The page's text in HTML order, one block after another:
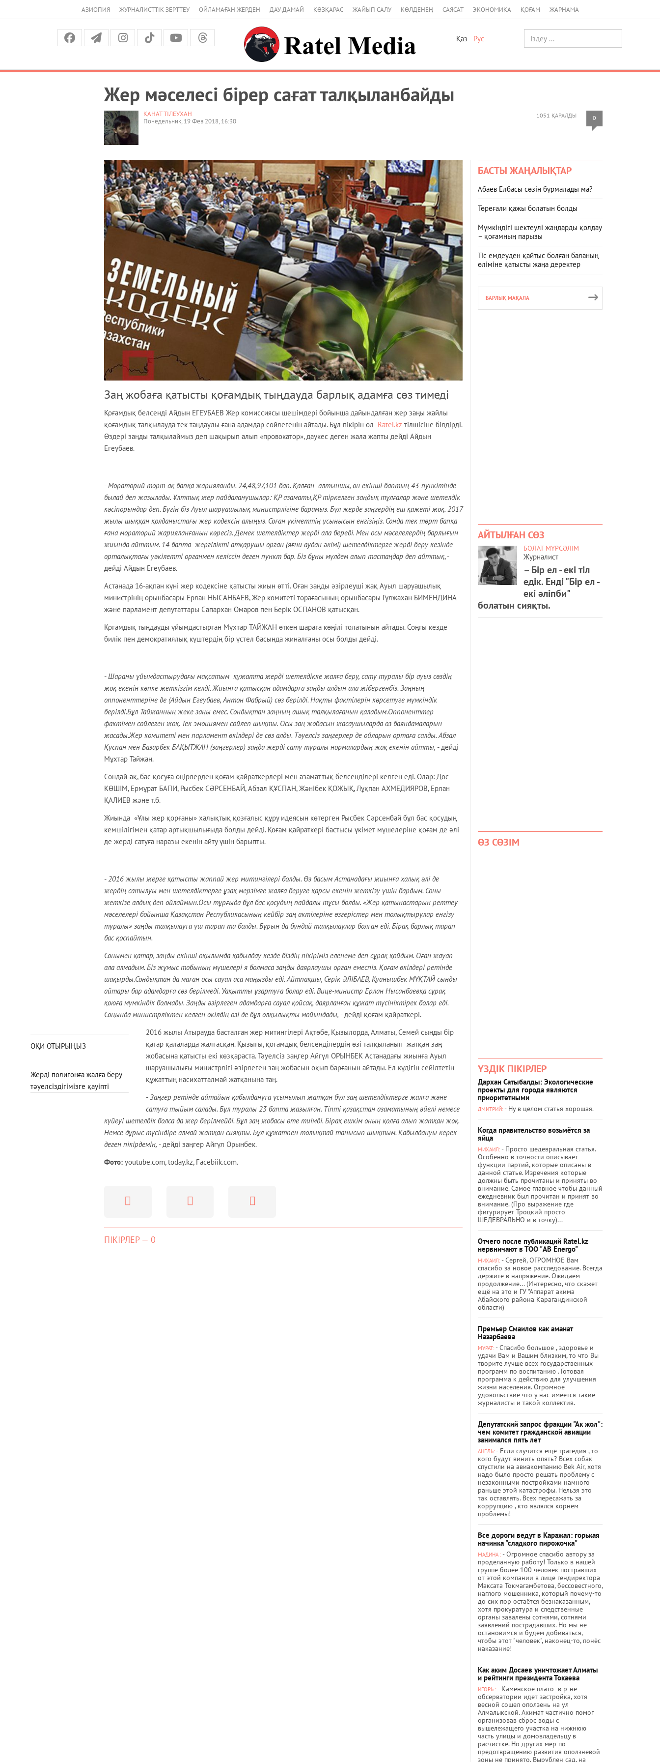
АЗИОПИЯ ЖУРНАЛИСТТІК ЗЕРТТЕУ ОЙЛАМАҒАН ЖЕРДЕН ДАУ-ДАМАЙ КӨЗҚАРАС ЖАЙЫП САЛУ КӨЛДЕНЕҢ САЯСАТ ЭКОНОМИКА ҚОҒАМ ЖАРНАМА
Қаз Рус
Жер мәселесі бірер сағат талқыланбайды
1051 ҚАРАЛДЫ 0
ҚАНАТ ТІЛЕУХАН
Понедельник, 19 Фев 2018, 16:30
Заң жобаға қатысты қоғамдық тыңдауда барлық адамға сөз тимеді
Қоғамдық белсенді Айдын ЕГЕУБАЕВ Жер комиссиясы шешімдері бойынша дайындалған жер заңы жайлы
қоғамдық талқылауда тек таңдаулы ғана адамдар сөйлегенін айтады. Бұл пікірін ол Ratel.kz тілшісіне білдірді.
Өздері заңды талқылаймыз деп шақырып алып «провокатор», даукес деген жала жапты дейді Айдын
Егеубаев.
-Мораторий төрт-ақ бапқа жарияланды. 24,48,97,101 бап. Қалған алтыншы, он екінші баптың 43-пункітінде
былай деп жазылады. Ұлттық жер пайдаланушылар: ҚР азаматы,ҚР тіркелген заңдық тұлғалар және шетелдік
кәсіпорындар деп. Бүгін біз Ауыл шаруашылық министрлігіне барамыз. Бұл жерде заңгердің еш қажеті жоқ. 2017
жылы шыққан қолданыстағы жер кодексін алыңыз. Соған үкіметтің ұсынысын енгізіңіз. Сонда тек төрт бапқа
ғана мораторий жарияланғанын көресіз. Демек шетелдіктер жерді ала береді. Мен осы мәселелердің барлығын
жиында айттым. 14 бапта жергілікті атқарушы орган (яғни аудан әкімі) шетелдіктерге жерді беру кезінде
орталықтағы уәкілетті органмен келіссін деген пункт бар. Біз бұны мүлдем алып тастаңдар деп айттық, -
дейді Айдын Егеубаев.
Астанада 16-ақпан күні жер кодексіне қатысты жиын өтті. Оған заңды әзірлеуші жақ Ауыл шаруашылық
министрінің орынбасары Ерлан НЫСАНБАЕВ, Жер комитеті төрағасының орынбасары Гүлжахан БИМЕНДИНА
және парламент депутаттары Сапархан Омаров пен Берік ОСПАНОВ қатысқан.
Қоғамдық тыңдауды ұйымдастырған Мұхтар ТАЙЖАН өткен шараға көңілі толатынын айтады. Соңғы кезде
билік пен демократиялық күштердің бір үстел басында жиналғаны осы болды дейді.
-Шараны ұйымдастырудағы мақсатым құжатта жерді шетелдікке жалға беру, сату туралы бір ауыз сөздің
жоқ екенін көпке жеткізгім келді. Жиынға қатысқан адамдарға заңды алдын ала жібергенбіз. Заңның
оппоненттеріне де (Айдын Егеубаев, Антон Фабрый) сөз берілді. Нақты фактілерін көрсетуге мүмкіндік
берілді.Бұл Тайжанның жеке заңы емес. Сондықтан заңның ашық талқылағанын қаладым.Оппоненттер
фактімен сөйлеген жоқ. Тек эмоциямен сөйлеп шықты. Осы заң жобасын жасаушыларда өз баяндамаларын
жасады.Жер комитеті мен парламент өкілдері де сөз алды. Тәуелсіз заңгерлер де ойларын ортаға салды. Абзал
Құспан мен Базарбек БАҚЫТЖАН (заңгерлер) заңда жерді сату туралы нормалардың жоқ екенін айтты, - дейді
Мұхтар Тайжан.
Сондай-ақ, бас қосуға өңірлерден қоғам қайраткерлері мен азаматтық белсенділері келген еді. Олар: Дос
КӨШІМ, Ермұрат БАПИ, Рысбек СӘРСЕНБАЙ, Абзал ҚҰСПАН, Жәнібек ҚОЖЫҚ, Лұқпан АХМЕДИЯРОВ, Ерлан
ҚАЛИЕВ және т.б.
Жиында «Ұлы жер қорғаны» халықтық қозғалыс құру идеясын көтерген Рысбек Сәрсенбай бұл бас қосудың
кемшілігімен қатар артықшылығыда болды дейді. Қоғам қайраткері бастысы үкімет мүшелеріне қоғам де әлі
де жерді сатуға наразы екенін айту үшін барыпты.
-2016 жылы жерге қатысты жаппай жер митингілері болды. Өз басым Астанадағы жиынға халық әлі де
жердің сатылуы мен шетелдіктерге ұзақ мерзімге жалға беруге қарсы екенін жеткізу үшін бардым. Соны
жеткізе алдық деп ойлаймын.Осы тұрғыда бұл бас қосудың пайдалы тұсы болды. «Жер қатынастарын реттеу
мәселелері бойынша Қазақстан Республикасының кейбір заң актілеріне өзгерістер мен толықтырулар енгізу
туралы» заңды талқылауға үш тарап та болды. Бұрын да бұндай талқылаулар болған еді. Бірақ барлық тарап
бас қоспайтын.
Сонымен қатар, заңды екінші оқылымда қабылдау кезде біздің пікіріміз еленеме деп сұрақ қойдым. Оған жауап
ала алмадым. Біз жұмыс тобының мүшелері я болмаса заңды даярлаушы орган емеспіз. Қоғам өкілдері ретінде
шақырды.Сондықтан да маған осы сауал аса маңызды еді. Айтпақшы, Серік ӘЛІБАЕВ, Қуанышбек МҰҚТАЙ сынды
айтары бар адамдарға сөз берілмеді. Уақытты ұзартуға болар еді. Вице-министр Ерлан Нысанбаевқа сұрақ
қоюға мүмкіндік болмады. Заңды әзірлеген адамдарға сауал қойсақ, даярланған құжат түсініктірек болар еді.
Соңында министрліктен келген өкілдің өзі де бұл олқылықты мойындады, - дейді қоғам қайраткері.
ОҚИ ОТЫРЫҢЫЗ
Жерді полигонға жалға беру
тәуелсіздігімізге қауіпті
2016 жылы Атырауда басталған жер митингілері Ақтөбе, Қызылорда, Алматы, Семей сынды бір
қатар қалаларда жалғасқан. Қызығы, қоғамдық белсенділердің өзі талқыланып жатқан заң
жобасына қатысты екі көзқараста. Тәуелсіз заңгер Айгүл ОРЫНБЕК Астанадағы жиынға Ауыл
шаруашылығы министрлігі әзірлеген заң жобасын оқып барғанын айтады. Ел күдігін сейілтетін
құжаттың насихатталмай жатқанына таң.
-Заңгер ретінде айтайын қабылдануға ұсынылып жатқан бұл заң шетелдіктерге жалға және
сатуға тыйым салады. Бұл туралы 23 бапта жазылған. Тіпті қазақстан азаматының әйелі немесе
күйеуі шетелдік болса да жер берілмейді. Бұл заң жобасы өте тиімді. Бірақ ешкім оның қолға алып жатқан жоқ.
Немсе дұрыс түсіндіре алмай жатқан сияқты. Бұл құжатпен толықтай танысып шықтым. Қабылдануы керек
деген пікірдемін, - дейді заңгер Айгүл Орынбек.
Фото: youtube.com, today.kz, Facebiik.com.
ПІКІРЛЕР — 0
БАСТЫ ЖАҢАЛЫҚТАР
Абаев Елбасы сөзін бұрмалады ма?
Төреғали қажы болатын болды
Мүмкіндігі шектеулі жандарды қолдау
– қоғамның парызы
Тіс емдеуден қайтыс болған баланың
өліміне қатысты жаңа деректер
БАРЛЫҚ МАҚАЛА
АЙТЫЛҒАН СӨЗ
БОЛАТ МҮРСӘЛІМ
Журналист
– Бір ел - екі тіл
едік. Енді "Бір ел -
екі әліпби"
болатын сияқты.
ӨЗ СӨЗІМ
ҮЗДІК ПІКІРЛЕР
Дархан Сатыбалды: Экологические
проекты для города являются
приоритетными
ДМИТРИЙ: - Ну в целом статья хорошая.
Когда правительство возьмётся за
яйца
МИХАИЛ: - Просто шедевральная статья.
Особенно в точности описывает
функции партий, которые описаны в
данной статье. Изречения которые
должны быть прочитаны и приняты во
внимание. Самое главное чтобы данный
ежедневник был прочитан и принят во
внимание. (Про выражение где
фигурирует Троцкий просто
ШЕДЕВРАЛЬНО и в точку)...
Отчего после публикаций Ratel.kz
нервничают в ТОО "AB Energo"
МИХАИЛ: - Сергей, ОГРОМНОЕ Вам
спасибо за новое расследование. Всегда
держите в напряжение. Ожидаем
продолжение... (Интересно, что скажет
ещё на это и ГУ "Аппарат акима
Абайского района Карагандинской
области)
Премьер Смаилов как аманат
Назарбаева
МУРАТ: - Спасибо большое , здоровье и
удачи Вам и Вашим близким, то что Вы
творите лучше всех государственных
программ по воспитанию . Готовая
программа к действию для улучшения
жизни населения. Огромное
удовольствие что у нас имеется такие
журналисты и такой коллектив.
Депутатский запрос фракции "Ак жол":
чем комитет гражданской авиации
занимался пять лет
АНЕЛЬ: - Если случится ещё трагедия , то
кого будут винить опять? Всех собак
спустили на авиакомпанию Bek Air, хотя
надо было просто решать проблему с
незаконными постройками намного
раньше этой катастрофы. Нельзя это
так оставлять. Всех пересажать за
коррупцию , кто являлся корнем
проблемы!
Все дороги ведут в Каражал: горькая
начинка "сладкого пирожочка"
МАДИНА : - Огромное спасибо автору за
проделанную работу! Только в нашей
группе более 100 человек постравших
от этой компании в лице гендиректора
Максата Токмагамбетова, бессовестного,
наглого мошенника, который почему-то
до сих пор остаётся безнаказанным,
хотя прокуратура и следственные
органы завалены сотнями, сотнями
заявлений пострадавших. Но мы не
остановимся и будем добиваться,
чтобы этот "человек", наконец-то, понёс
наказание!
Как аким Досаев уничтожает Алматы
и рейтинги президента Токаева
ИГОРЬ : - Каменское плато- в р-не
обсерватории идет застройка, хотя
весной сошел оползень на ул
Алмалыкской. Акимат частично помог
организовав сброс воды с
вышележащего участка на нижнюю
часть улицы и домовладельцу в
расчистке. Но других мер по
предотвращению развития оползневой
зоны не принято. Вырублен сад, на